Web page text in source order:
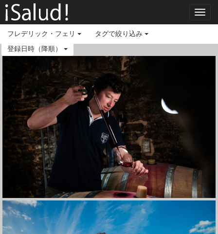
フレデリック・フェリ
タグで絞り込み
登録日時（降順）